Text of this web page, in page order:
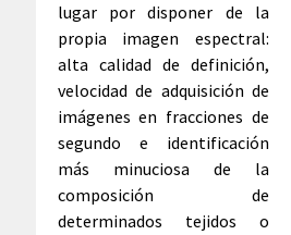
lugar por disponer de la
propia imagen espectral:
alta calidad de definición,
velocidad de adquisición de
imágenes en fracciones de
segundo e identificación
más minuciosa de la
composición de
determinados tejidos o